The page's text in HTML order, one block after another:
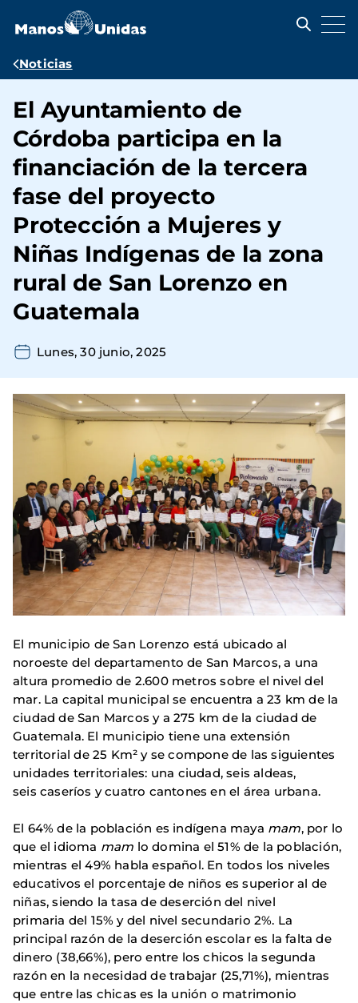
contenido
Ruta
navegación
Noticias
El Ayuntamiento de
Córdoba participa en la
financiación de la tercera
fase del proyecto
Protección a Mujeres y
Niñas Indígenas de la zona
rural de San Lorenzo en
Guatemala
Lunes, 30 junio, 2025
El municipio de San Lorenzo está ubicado al
noroeste del departamento de San Marcos, a una
altura promedio de 2.600 metros sobre el nivel del
mar. La capital municipal se encuentra a 23 km de la
ciudad de San Marcos y a 275 km de la ciudad de
Guatemala. El municipio tiene una extensión
territorial de 25 Km² y se compone de las siguientes
unidades territoriales: una ciudad, seis aldeas,
seis caseríos y cuatro cantones en el área urbana.
El 64% de la población es indígena maya mam, por lo
que el idioma mam lo domina el 51% de la población,
mientras el 49% habla español. En todos los niveles
educativos el porcentaje de niños es superior al de
niñas, siendo la tasa de deserción del nivel
primaria del 15% y del nivel secundario 2%. La
principal razón de la deserción escolar es la falta de
dinero (38,66%), pero entre los chicos la segunda
razón en la necesidad de trabajar (25,71%), mientras
que entre las chicas es la unión o matrimonio